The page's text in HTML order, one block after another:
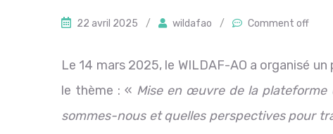
22 avril 2025 / wildafao / Comment off
Le 14 mars 2025, le WILDAF-AO a organisé
le thème : « Mise en œuvre de la plateforme
sommes-nous et quelles perspectives pour